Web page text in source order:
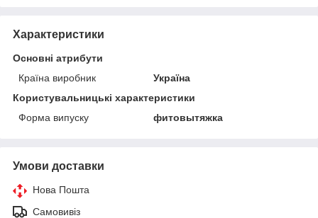
Характеристики
Основні атрибути
Країна виробник
Україна
Користувальницькі характеристики
Форма випуску
фитовытяжка
Умови доставки
Нова Пошта
Самовивіз